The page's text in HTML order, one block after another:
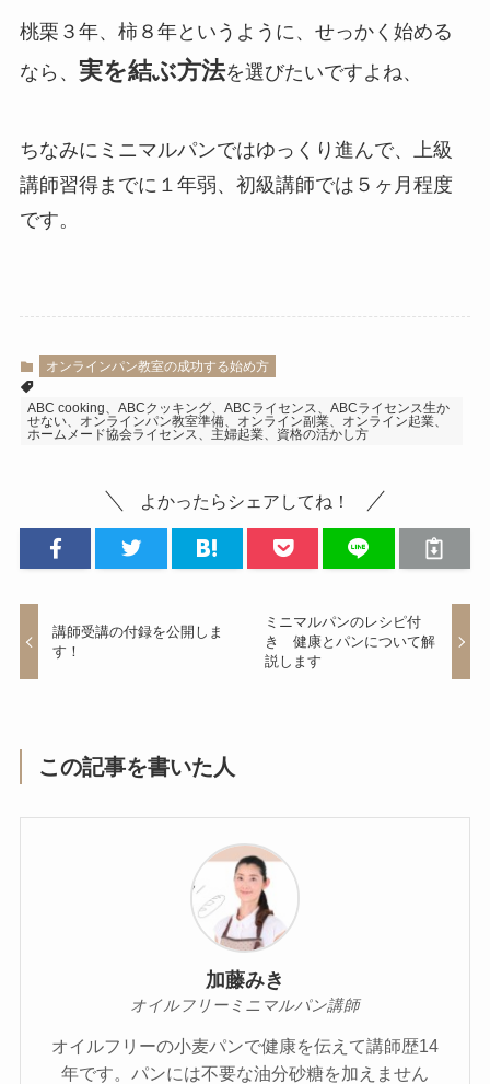
桃栗３年、柿８年というように、せっかく始める
なら、 実を結ぶ方法を選びたいですよね、
ちなみにミニマルパンではゆっくり進んで、上級
講師習得までに１年弱、初級講師では５ヶ月程度
です。
オンラインパン教室の成功する始め方
ABC cooking、ABCクッキング、ABCライセンス、ABCライセンス生か
せない、オンラインパン教室準備、オンライン副業、オンライン起業、
ホームメード協会ライセンス、主婦起業、資格の活かし方
よかったらシェアしてね！
講師受講の付録を公開しま
す！
ミニマルパンのレシピ付
き 健康とパンについて解
説します
この記事を書いた人
加藤みき
オイルフリーミニマルパン講師
オイルフリーの小麦パンで健康を伝えて講師歴14
年です。パンには不要な油分砂糖を加えません